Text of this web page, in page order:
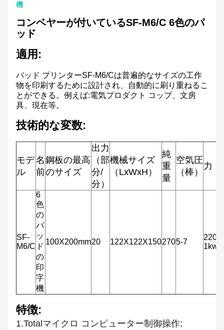
機
コンベヤーが付いているSF-M6/C 6色のパ
ッド
適用:
パッド プリンターSF-M6/Cは普遍的なサイズの工作
物を印刷するために設計され、
自動的に刷り重ねるこ
とができる。例えば:電気プロダクト コップ、文房
具、現在等。
技術的な変数:
モデ
ル
名
前
鋼板の最高
のサイズ
出力
（部
分/
分）
機械サイズ
（LxWxH）
純
重
量
空気圧
（棒）
力
SF-
M6/C
6
色
の
パ
ッ
ド
の
印
字
機
100X200mm20 122X122X1502705-7
1kw
特徴:
1.Totalマイクロ コンピューター制御操作;